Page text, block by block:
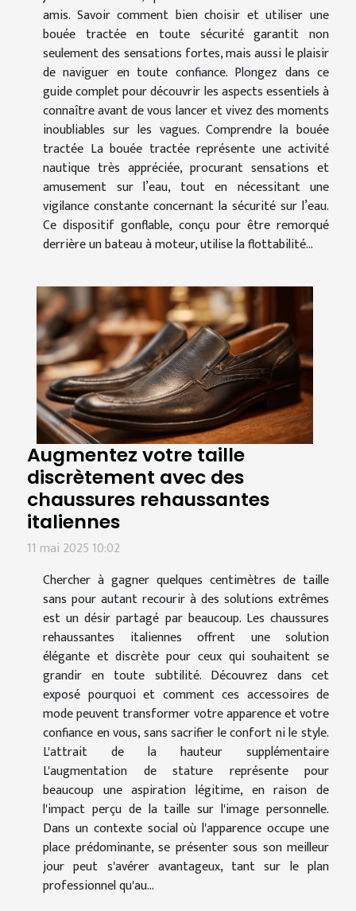
amis. Savoir comment bien choisir et utiliser une
bouée tractée en toute sécurité garantit non
seulement des sensations fortes, mais aussi le plaisir
de naviguer en toute confiance. Plongez dans ce
guide complet pour découvrir les aspects essentiels à
connaître avant de vous lancer et vivez des moments
inoubliables sur les vagues. Comprendre la bouée
tractée La bouée tractée représente une activité
nautique très appréciée, procurant sensations et
amusement sur l’eau, tout en nécessitant une
vigilance constante concernant la sécurité sur l’eau.
Ce dispositif gonflable, conçu pour être remorqué
derrière un bateau à moteur, utilise la flottabilité...
Augmentez votre taille
discrètement avec des
chaussures rehaussantes
italiennes
11 mai 2025 10:02
Chercher à gagner quelques centimètres de taille
sans pour autant recourir à des solutions extrêmes
est un désir partagé par beaucoup. Les chaussures
rehaussantes italiennes offrent une solution
élégante et discrète pour ceux qui souhaitent se
grandir en toute subtilité. Découvrez dans cet
exposé pourquoi et comment ces accessoires de
mode peuvent transformer votre apparence et votre
confiance en vous, sans sacrifier le confort ni le style.
L'attrait de la hauteur supplémentaire
L'augmentation de stature représente pour
beaucoup une aspiration légitime, en raison de
l'impact perçu de la taille sur l'image personnelle.
Dans un contexte social où l'apparence occupe une
place prédominante, se présenter sous son meilleur
jour peut s'avérer avantageux, tant sur le plan
professionnel qu'au...